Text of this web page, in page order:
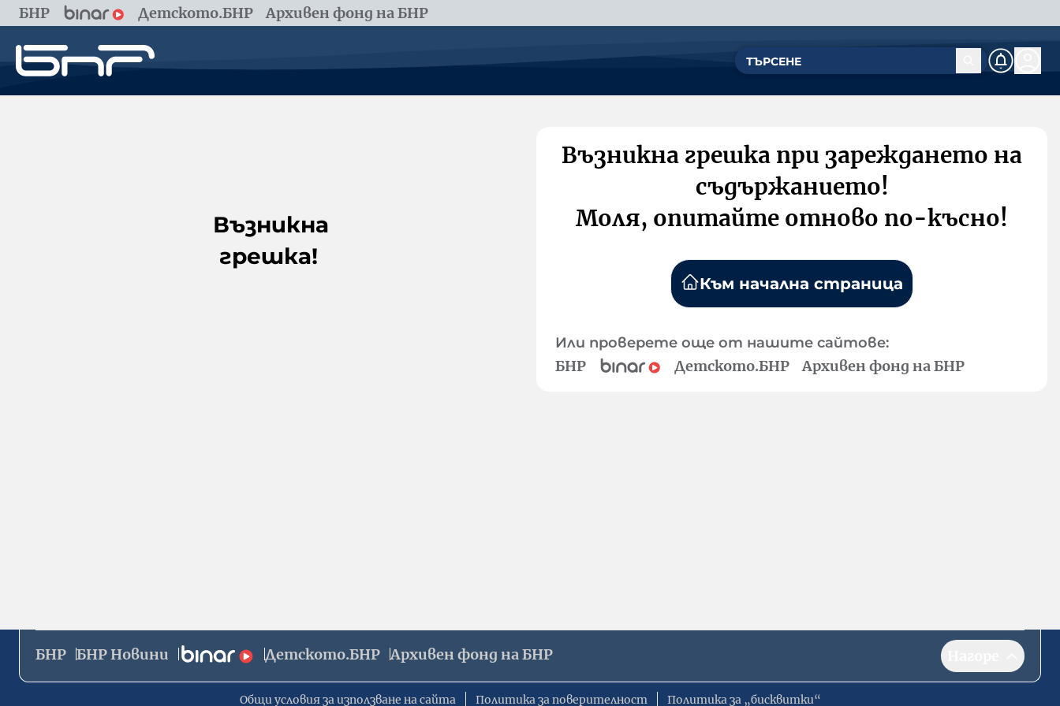
БНР Детското.БНР Архивен фонд на БНР
Възникна
грешка!
Възникна грешка при зареждането на
съдържанието!
Моля, опитайте отново по-късно!
Към начална страница
Или проверете още от нашите сайтове:
БНР Детското.БНР Архивен фонд на БНР
БНР БНР Новини Детското.БНР Архивен фонд на БНР
Общи условия за използване на сайта Политика за поверителност Политика за „бисквитки“